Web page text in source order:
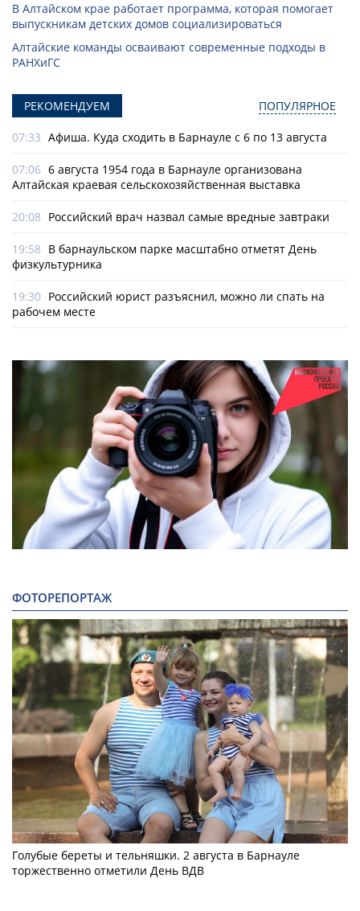
В Алтайском крае работает программа, которая помогает
выпускникам детских домов социализироваться
Алтайские команды осваивают современные подходы в
РАНХиГС
РЕКОМЕНДУЕМ ПОПУЛЯРНОЕ
07:33 Афиша. Куда сходить в Барнауле с 6 по 13 августа
07:06 6 августа 1954 года в Барнауле организована
Алтайская краевая сельскохозяйственная выставка
20:08 Российский врач назвал самые вредные завтраки
19:58 В барнаульском парке масштабно отметят День
физкультурника
19:30 Российский юрист разъяснил, можно ли спать на
рабочем месте
ФОТОРЕПОРТАЖ
Голубые береты и тельняшки. 2 августа в Барнауле
торжественно отметили День ВДВ